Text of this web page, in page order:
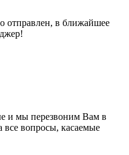
отправлен, в ближайшее
и мы перезвоним Вам в
вопросы, касаемые